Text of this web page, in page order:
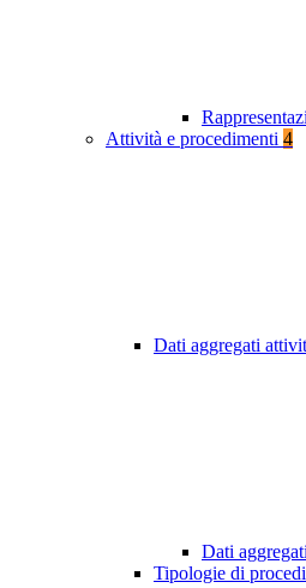
Attività e procedimenti 4
Dati aggregati
Dati
Tipologie di